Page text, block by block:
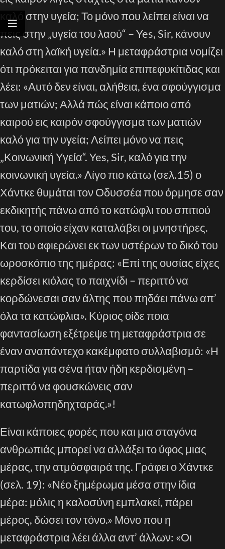
καλό στην υγεία; Το μόνο που λείπει είναι να
πεις στην „υγεία του λαού“ – Yes, Sir, κάνουν
καλό στη λαϊκή υγεία.» Η μεταφράστρια νομίζει
ότι πρόκειται για πανδημία επιπεφυκίτιδας και
λέει: «Αυτό δεν είναι, αλήθεια, ένα σφούγγισμα
των ματιών; Αλλά πώς είναι κάποιο από
καιρού εις καιρόν σφούγγισμα των ματιών
καλό για την υγεία; Λείπει μόνο να πεις
„Κοινωνική Υγεία“. Yes, Sir, καλό για την
κοινωνική υγεία.» Λίγο πιο κάτω (σελ.15) ο
Χάντκε θυμάται τον Οδυσσέα που όρμησε σαν
εκδικητής πάνω από το κατώφλι του σπιτιού
του, το οποίο είχαν καταλάβει οι μνηστήρες.
Και του αφιερώνει εκ των υστέρων το δικό του
ωροσκόπιο της ημέρας: «Επί της ουσίας είχες
κερδίσει κιόλας το παιχνίδι – περιττό να
κορδώνεσαι σαν άλτης που πηδάει πάνω απ’
όλα τα κατώφλια». Κύριος οίδε ποια
φαντασίωση εξέτρεψε τη μεταφράστρια σε
έναν αναπάντεχο κακέμφατο συλλαβισμό: «Η
παρτίδα για σένα ήταν ήδη κερδισμένη –
περιττό να φουσκώνεις σαν
κατωφλοπηδηχταράς.»!
Είναι κάποιες φορές που και μια σταγόνα
ανθρωπιάς μπορεί να αλλάξει το ύφος μιας
μέρας, την ατμόσφαιρά της. Γράφει ο Χάντκε
(σελ. 19): «Νέο ξημέρωμα μέσα στην ίδια
μέρα: μόλις η καλοσύνη εμπλακεί, πάρει
μέρος, δώσει τον τόνο.» Μόνο που η
μεταφράστρια λέει άλλα αντ’ άλλων: «Οι